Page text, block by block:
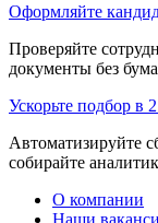
Оформляйте
Проверяйте
документы без
Ускорьте подбор в
Автоматизируйте
собирайте
О компании
Наши